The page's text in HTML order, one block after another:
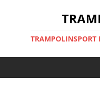
TRAMPOLINSPORT